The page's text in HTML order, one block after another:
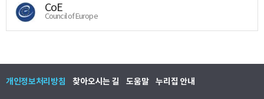
CoE
Council of Europe
개인정보처리방침 찾아오시는 길 도움말 누리집 안내